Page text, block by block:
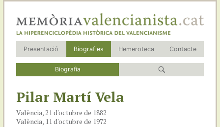
Presentació Biografies Hemeroteca Contacte
Biografia
Pilar Martí Vela
València, 21 d'octubre de 1882
València, 11 d'octubre de 1972